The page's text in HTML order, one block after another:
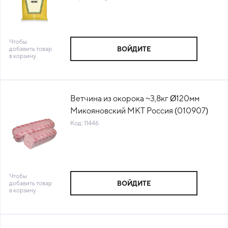
Чтобы
добавить товар
в корзину
ВОЙДИТЕ
Ветчина из окорока ~3,8кг Ø120мм
Микояновский МКТ Россия (010907)
(КОД 11446) (0°С)
Код: 11446
Чтобы
добавить товар
в корзину
ВОЙДИТЕ